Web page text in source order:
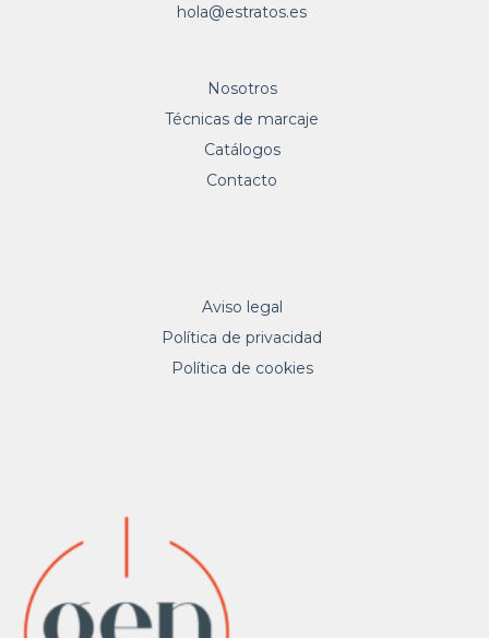
hola@estratos.es
Nosotros
Técnicas de marcaje
Catálogos
Contacto
Aviso legal
Política de privacidad
Política de cookies